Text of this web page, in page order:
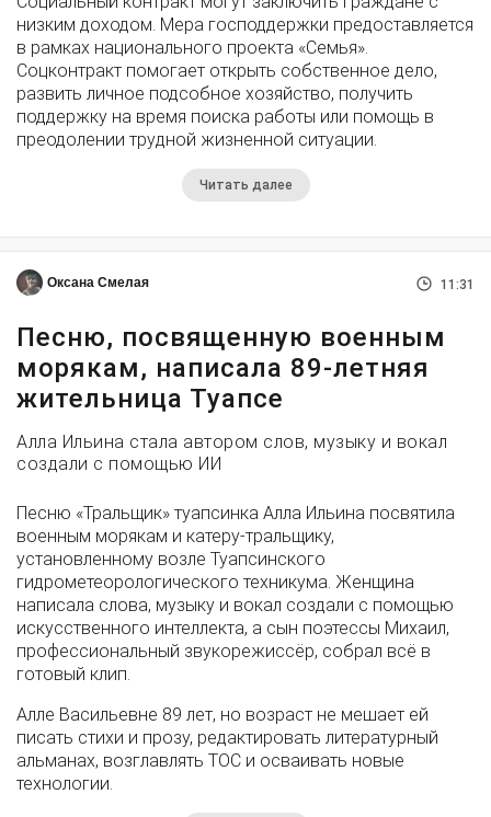
низким доходом. Мера господдержки предоставляется
в рамках национального проекта «Семья».
Соцконтракт помогает открыть собственное дело,
развить личное подсобное хозяйство, получить
поддержку на время поиска работы или помощь в
преодолении трудной жизненной ситуации.
Читать далее
Оксана Смелая 11:31
Песню, посвященную военным
морякам, написала 89-летняя
жительница Туапсе
Алла Ильина стала автором слов, музыку и вокал
создали с помощью ИИ
Песню «Тральщик» туапсинка Алла Ильина посвятила
военным морякам и катеру-тральщику,
установленному возле Туапсинского
гидрометеорологического техникума. Женщина
написала слова, музыку и вокал создали с помощью
искусственного интеллекта, а сын поэтессы Михаил,
профессиональный звукорежиссёр, собрал всё в
готовый клип.
Алле Васильевне 89 лет, но возраст не мешает ей
писать стихи и прозу, редактировать литературный
альманах, возглавлять ТОС и осваивать новые
технологии.